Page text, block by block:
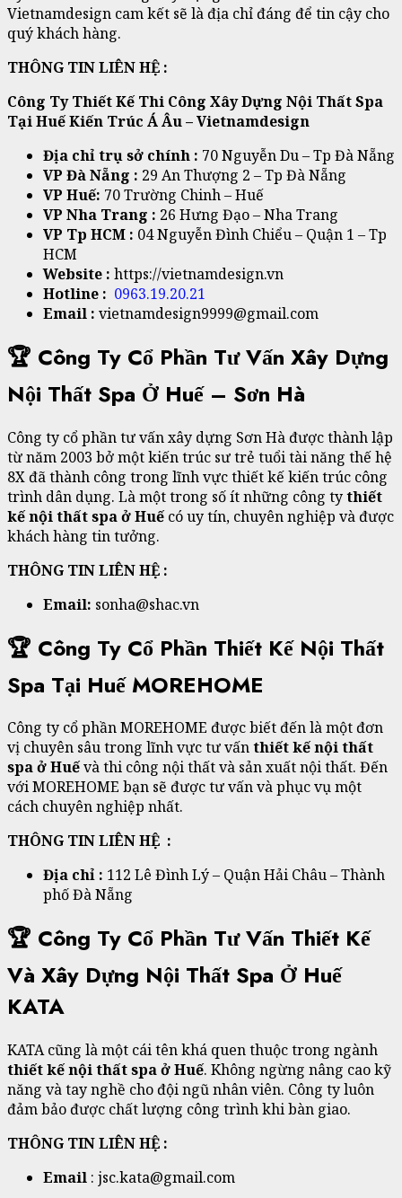
Vietnamdesign cam kết sẽ là địa chỉ đáng để tin cậy cho
quý khách hàng.
THÔNG TIN LIÊN HỆ :
Công Ty Thiết Kế Thi Công Xây Dựng Nội Thất Spa
Tại Huế Kiến Trúc Á Âu – Vietnamdesign
Địa chỉ trụ sở chính : 70 Nguyễn Du – Tp Đà Nẵng
VP Đà Nẵng : 29 An Thượng 2 – Tp Đà Nẵng
VP Huế: 70 Trường Chinh – Huế
VP Nha Trang : 26 Hưng Đạo – Nha Trang
VP Tp HCM : 04 Nguyễn Đình Chiểu – Quận 1 – Tp
HCM
Website : https://vietnamdesign.vn
Hotline : 0963.19.20.21
Email : vietnamdesign9999@gmail.com
🏆 Công Ty Cổ Phần Tư Vấn Xây Dựng
Nội Thất Spa Ở Huế – Sơn Hà
Công ty cổ phần tư vấn xây dựng Sơn Hà được thành lập
từ năm 2003 bở một kiến trúc sư trẻ tuổi tài năng thế hệ
8X đã thành công trong lĩnh vực thiết kế kiến trúc công
trình dân dụng. Là một trong số ít những công tythiết
kế nội thất spa ở Huế có uy tín, chuyên nghiệp và được
khách hàng tin tưởng.
THÔNG TIN LIÊN HỆ :
Email: sonha@shac.vn
🏆 Công Ty Cổ Phần Thiết Kế Nội Thất
Spa Tại Huế MOREHOME
Công ty cổ phần MOREHOME được biết đến là một đơn
vị chuyên sâu trong lĩnh vực tư vấnthiết kế nội thất
spa ở Huếvà thi công nội thất và sản xuất nội thất. Đến
với MOREHOME bạn sẽ được tư vấn và phục vụ một
cách chuyên nghiệp nhất.
THÔNG TIN LIÊN HỆ :
Địa chỉ : 112 Lê Đình Lý – Quận Hải Châu – Thành
phố Đà Nẵng
🏆 Công Ty Cổ Phần Tư Vấn Thiết Kế
Và Xây Dựng Nội Thất Spa Ở Huế
KATA
KATA cũng là một cái tên khá quen thuộc trong ngành
thiết kế nội thất spa ở Huế. Không ngừng nâng cao kỹ
năng và tay nghề cho đội ngũ nhân viên. Công ty luôn
đảm bảo được chất lượng công trình khi bàn giao.
THÔNG TIN LIÊN HỆ :
Email : jsc.kata@gmail.com